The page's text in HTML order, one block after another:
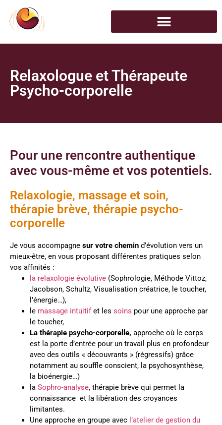
Relaxologue et Thérapeute
Psycho-corporelle
Pour une rencontre authentique
avec vous-même et vos potentiels.
Relaxologie, massage et soin,
thérapie brève, thérapie psycho-
corporelle
Je vous accompagne sur votre chemin d’évolution vers un
mieux-être, en vous proposant différentes pratiques selon
vos affinités :
la relaxologie évolutive (Sophrologie, Méthode Vittoz,
Jacobson, Schultz, Visualisation créatrice, le toucher,
l’énergie…),
le massage intuitifet les soins pour une approche par
le toucher,
La thérapie psycho-corporelle, approche où le corps
est la porte d’entrée pour un travail plus en profondeur
avec des outils « découvrants » (régressifs) grâce
notamment au souffle conscient, la psychosynthèse,
la bioénergie…)
la Sophro-analyse, thérapie brève qui permet la
connaissance et la libération des croyances
limitantes.
Une approche en groupe avec l’atelier de gestion du